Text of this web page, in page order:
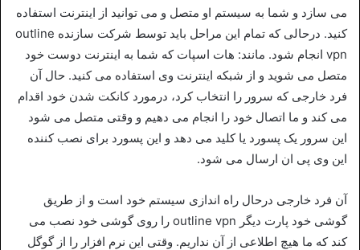
می سازد و شما به سیستم او متصل و می‌ توانید از اینترنت استفاده
کنید. درحالی که تمام این مراحل باید توسط شرکت سازنده outline
vpn انجام شود. مانند: هات اسپات که شما به اینترنت دوست خود
متصل می ‌شوید و از شبکه اینترنت وی استفاده می کنید. حال آن
فرد خارجی که سرور را انتخاب کرد، درمورد کانکت شدن خود اقدام
می کند و ما اتصال خود را انجام می دهیم و وقتی متصل می شود
این سرور یک پسورد یا کلید می دهد و این پسورد برای نصب کننده
این وی پی ان ارسال می شود.
آن فرد خارجی درحال راه اندازی سیستم خود است و از طریق
گوشی خود پارت دیگر outline vpn را روی گوشی خود نصب می
کند که ما هیچ اطلاعی از آن نداریم. وقتی این نرم افزار را از گوگل